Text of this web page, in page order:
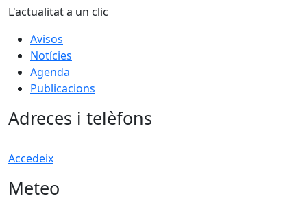
L'actualitat a un clic
Avisos
Notícies
Agenda
Publicacions
Adreces i telèfons
Accedeix
Meteo